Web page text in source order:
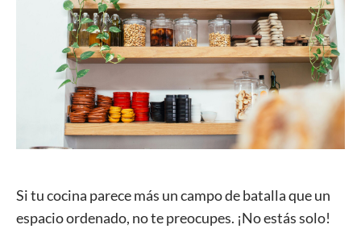
Si tu cocina parece más un campo de batalla que un
espacio ordenado, no te preocupes. ¡No estás solo!